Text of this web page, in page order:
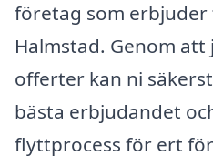
företag som
Halmstad. Genom att
offerter kan ni
bästa erbjudandet
flyttprocess för ert